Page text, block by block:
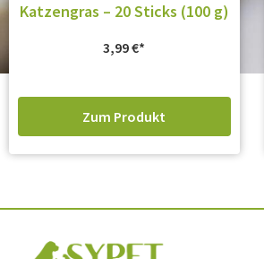
Katzengras – 20 Sticks (100 g)
3,99€
Zum Produkt